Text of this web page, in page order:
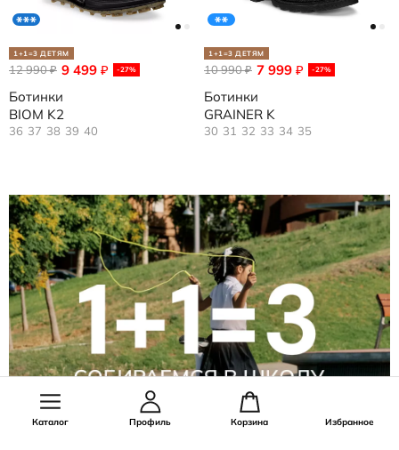
1+1=3 ДЕТЯМ
9 499 ₽ -27%
12 990₽
Ботинки
BIOM K2
36 37 38 39 40
1+1=3 ДЕТЯМ
7 999 ₽ -27%
10 990₽
Ботинки
GRAINER K
30 31 32 33 34 35
Каталог Профиль Корзина Избранное